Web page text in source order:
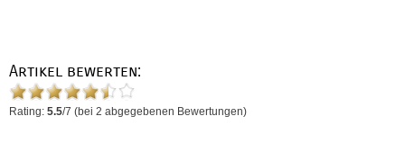
Artikel bewerten:
Rating: 5.5/7 (bei 2 abgegebenen Bewertungen)